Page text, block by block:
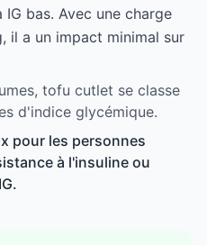
bas. Avec une charge
il a un impact minimal sur
tofu cutlet se classe
d'indice glycémique.
pour les personnes
à l'insuline ou